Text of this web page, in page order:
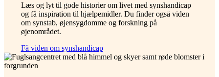
Læs og lyt til gode historier om livet med synshandicap
og få inspiration til hjælpemidler. Du finder også viden
om synstab, øjensygdomme og forskning på
øjenområdet.
Få viden om synshandicap